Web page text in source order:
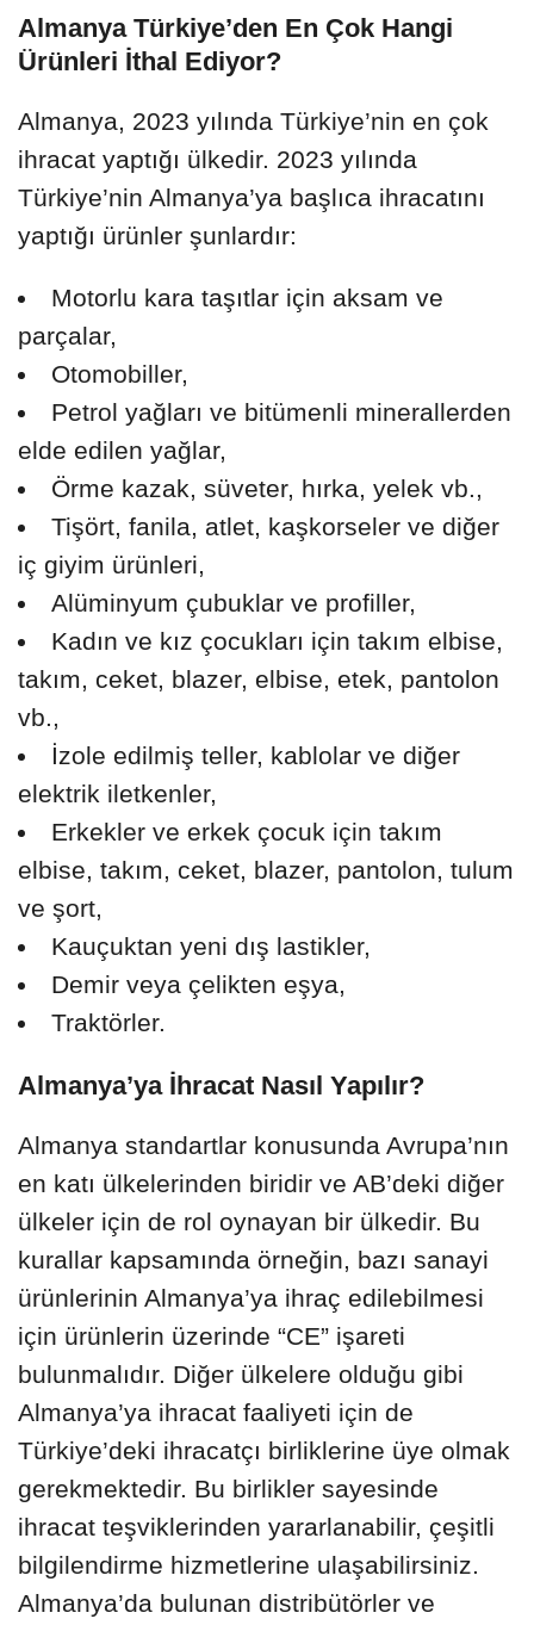
Almanya Türkiye’den En Çok Hangi
Ürünleri İthal Ediyor?
Almanya, 2023 yılında Türkiye’nin en çok
ihracat yaptığı ülkedir. 2023 yılında
Türkiye’nin Almanya’ya başlıca ihracatını
yaptığı ürünler şunlardır:
Motorlu kara taşıtlar için aksam ve
parçalar,
Otomobiller,
Petrol yağları ve bitümenli minerallerden
elde edilen yağlar,
Örme kazak, süveter, hırka, yelek vb.,
Tişört, fanila, atlet, kaşkorseler ve diğer
iç giyim ürünleri,
Alüminyum çubuklar ve profiller,
Kadın ve kız çocukları için takım elbise,
takım, ceket, blazer, elbise, etek, pantolon
vb.,
İzole edilmiş teller, kablolar ve diğer
elektrik iletkenler,
Erkekler ve erkek çocuk için takım
elbise, takım, ceket, blazer, pantolon, tulum
ve şort,
Kauçuktan yeni dış lastikler,
Demir veya çelikten eşya,
Traktörler.
Almanya’ya İhracat Nasıl Yapılır?
Almanya standartlar konusunda Avrupa’nın
en katı ülkelerinden biridir ve AB’deki diğer
ülkeler için de rol oynayan bir ülkedir. Bu
kurallar kapsamında örneğin, bazı sanayi
ürünlerinin Almanya’ya ihraç edilebilmesi
için ürünlerin üzerinde “CE” işareti
bulunmalıdır. Diğer ülkelere olduğu gibi
Almanya’ya ihracat faaliyeti için de
Türkiye’deki ihracatçı birliklerine üye olmak
gerekmektedir. Bu birlikler sayesinde
ihracat teşviklerinden yararlanabilir, çeşitli
bilgilendirme hizmetlerine ulaşabilirsiniz.
Almanya’da bulunan distribütörler ve